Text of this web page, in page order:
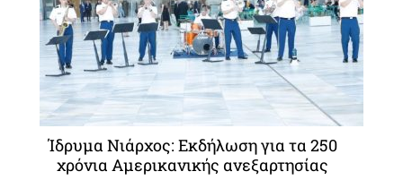
Ίδρυμα Νιάρχος: Εκδήλωση για τα 250
χρόνια Αμερικανικής ανεξαρτησίας